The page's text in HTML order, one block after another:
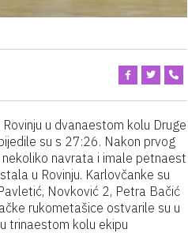
u dvanaestom kolu Druge
su s 27:26. Nakon prvog
navrata i imale petnaest
u Rovinju. Karlovčanke su
Novković 2, Petra Bačić
rukometašice ostvarile su u
trinaestom kolu ekipu